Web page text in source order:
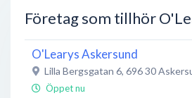
Företag som tillhör
O'Learys Askersund
Lilla Bergsgatan 6, 696 30
Öppet nu